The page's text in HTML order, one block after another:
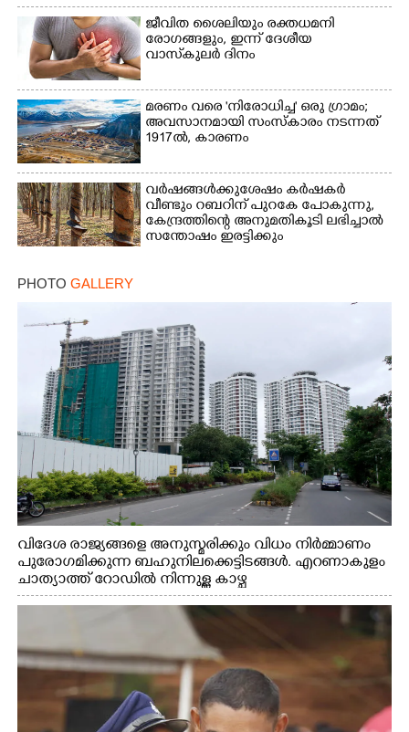
ജീവിത ശൈലിയും രക്തധമനി
രോഗങ്ങളും, ഇന്ന് ദേശീയ
വാസ്‌കുലര്‍ ദിനം
മരണം വരെ 'നിരോധിച്ച' ഒരു ഗ്രാമം;
അവസാനമായി സംസ്കാരം നടന്നത്
1917ൽ, കാരണം
വർഷങ്ങൾക്കുശേഷം കർഷകർ
വീണ്ടും റബറിന് പുറകേ പോകുന്നു,
കേന്ദ്രത്തിന്റെ അനുമതികൂടി ലഭിച്ചാൽ
സന്തോഷം ഇരട്ടിക്കും
PHOTO GALLERY
വിദേശ രാജ്യങ്ങളെ അനുസ്മരിക്കും വിധം നിർമ്മാണം
പുരോഗമിക്കുന്ന ബഹുനിലക്കെട്ടിടങ്ങൾ. എറണാകുളം
ചാത്യാത്ത് റോഡിൽ നിന്നുള്ള കാഴ്ച